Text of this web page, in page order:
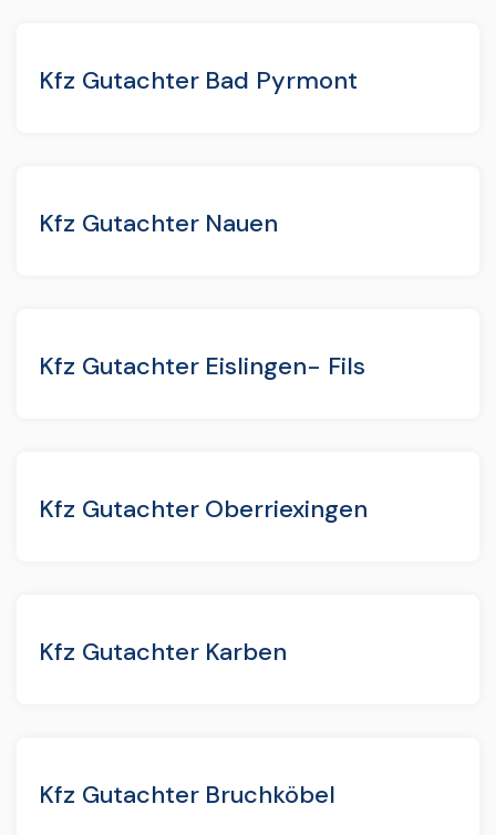
Kfz Gutachter Bad Pyrmont
Kfz Gutachter Nauen
Kfz Gutachter Eislingen- Fils
Kfz Gutachter Oberriexingen
Kfz Gutachter Karben
Kfz Gutachter Bruchköbel